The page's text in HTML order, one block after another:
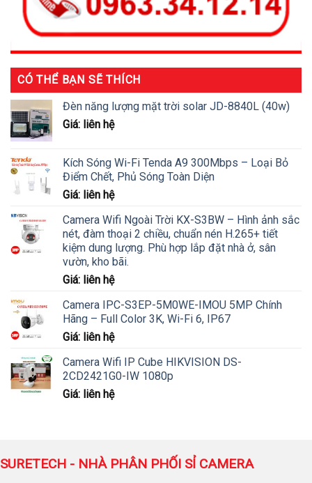
CÓ THỂ BẠN SẼ THÍCH
Đèn năng lượng mặt trời solar JD-8840L (40w)
Giá: liên hệ
Kích Sóng Wi-Fi Tenda A9 300Mbps – Loại Bỏ
Điểm Chết, Phủ Sóng Toàn Diện
Giá: liên hệ
Camera Wifi Ngoài Trời KX-S3BW – Hình ảnh sắc
nét, đàm thoại 2 chiều, chuẩn nén H.265+ tiết
kiệm dung lượng. Phù hợp lắp đặt nhà ở, sân
vườn, kho bãi.
Giá: liên hệ
Camera IPC-S3EP-5M0WE-IMOU 5MP Chính
Hãng – Full Color 3K, Wi-Fi 6, IP67
Giá: liên hệ
Camera Wifi IP Cube HIKVISION DS-
2CD2421G0-IW 1080p
Giá: liên hệ
SURETECH - NHÀ PHÂN PHỐI SỈ CAMERA